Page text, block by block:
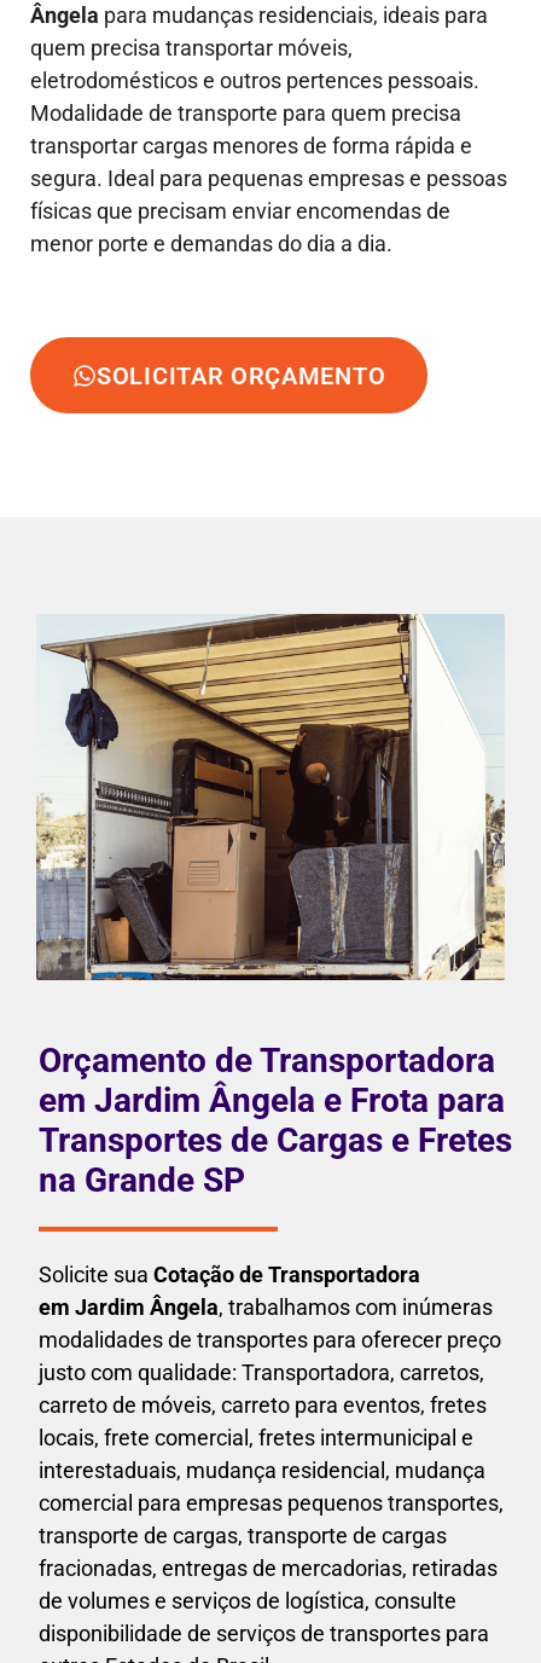
Ângela para mudanças residenciais, ideais para
quem precisa transportar móveis,
eletrodomésticos e outros pertences pessoais.
Modalidade de transporte para quem precisa
transportar cargas menores de forma rápida e
segura. Ideal para pequenas empresas e pessoas
físicas que precisam enviar encomendas de
menor porte e demandas do dia a dia.
SOLICITAR ORÇAMENTO
Orçamento de Transportadora
em Jardim Ângela e Frota para
Transportes de Cargas e Fretes
na Grande SP
Solicite sua Cotação de Transportadora
em Jardim Ângela, trabalhamos com inúmeras
modalidades de transportes para oferecer preço
justo com qualidade: Transportadora, carretos,
carreto de móveis, carreto para eventos, fretes
locais, frete comercial, fretes intermunicipal e
interestaduais, mudança residencial, mudança
comercial para empresas pequenos transportes,
transporte de cargas, transporte de cargas
fracionadas, entregas de mercadorias, retiradas
de volumes e serviços de logística, consulte
disponibilidade de serviços de transportes para